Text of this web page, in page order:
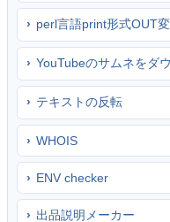
perl言語print形式OUT
YouTubeのサムネをダ
テキストの反転
WHOIS
ENV checker
出品説明メーカー